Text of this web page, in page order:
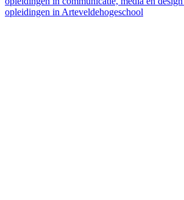
opleidingen in Arteveldehogeschool